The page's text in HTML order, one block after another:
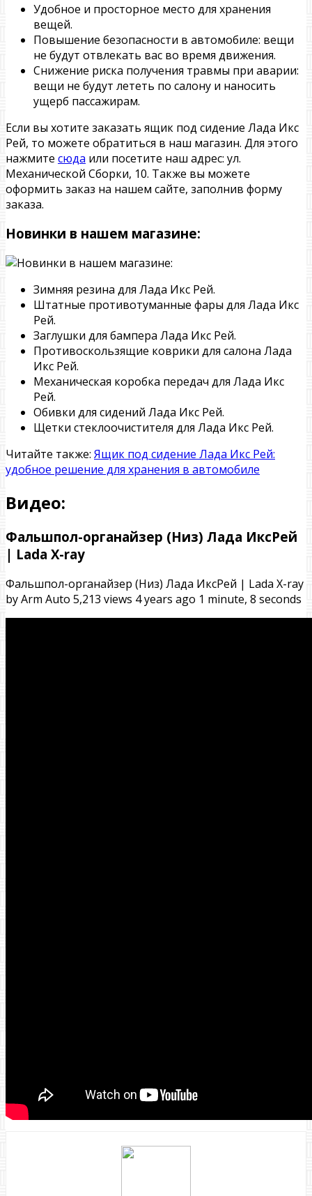
Удобное и просторное место для хранения
вещей.
Повышение безопасности в автомобиле: вещи
не будут отвлекать вас во время движения.
Снижение риска получения травмы при аварии:
вещи не будут лететь по салону и наносить
ущерб пассажирам.
Если вы хотите заказать ящик под сидение Лада Икс
Рей, то можете обратиться в наш магазин. Для этого
нажмите сюда или посетите наш адрес: ул.
Механической Сборки, 10. Также вы можете
оформить заказ на нашем сайте, заполнив форму
заказа.
Новинки в нашем магазине:
Зимняя резина для Лада Икс Рей.
Штатные противотуманные фары для Лада Икс
Рей.
Заглушки для бампера Лада Икс Рей.
Противоскользящие коврики для салона Лада
Икс Рей.
Механическая коробка передач для Лада Икс
Рей.
Обивки для сидений Лада Икс Рей.
Щетки стеклоочистителя для Лада Икс Рей.
Читайте также: Ящик под сидение Лада Икс Рей:
удобное решение для хранения в автомобиле
Видео:
Фальшпол-органайзер (Низ) Лада ИксРей
| Lada X-ray
Фальшпол-органайзер (Низ) Лада ИксРей | Lada X-ray
by Arm Auto 5,213 views 4 years ago 1 minute, 8 seconds